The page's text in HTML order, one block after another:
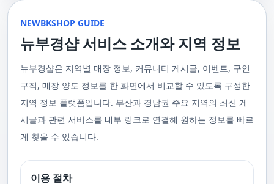
대한 많은 관심 덕분에, 부경샵은 필요한 요구 사항들을 간단하게 필수적인
것들로 정리했어요. 이 가이드라인을 따라주시면, 서비스 이용 중에 문제가
생기지 않을 거예요. 첫째로, 너무 많은 알코올을 섭취해 만취 상태일 경우에
게 좋아요.서비스 당일에는 부경샵과의 원활한 의사소통이 중요해요, 그래
서 공중전화나 발신 제한으로는 연락이 어려워요. 또한, 자주 예약을 취소하
거나 예약 없이 나타나지 않는 경우, 앞으로 예약하기가 어려워질 수 있으니
가격으로 경험해 보세요.터치 -> 부경샵 홈페이지 터치 -> 더욱 새로워진 뉴
부경샵 홈페이지 터치 -> 부경샵앱 다운로드 - Google Play
시면, 부경샵은 그에 최적화된 서비스를 제공하기 위해 최선을 다할 것입니
다. 언제든지 필요하실 때, 편리한 상담과 지원이 준비되어 있으니 주저하지
마시고 연락 주세요. 부산 일본인 홈케어 이용 방법에 대해서는, 서비스의
핵심은 바로 고객님의 현재 위치에서 직접 찾아가는 것입니다. 이 방식을 통
등, 자신만의 공간에서 편안한 맞춤형 마사지를 받으실 수 있습니다. 최근
한 마사지 서비스를 제공하기 위해 노력하고 있습니다. 부경샵의 주된 목적
은 고객님들이 긴장을 해소하고 새로운 활력을 얻을 수 있는 피난처를 마련
하는 것입니다. 또한, 부경샵 한국과 태국, 일본에서 온 관리사 중 선택이 가
능하며, 다른 곳에서 찾아볼 수 없는 독특한 기술과 마음가짐을 가진 관리사
를 자랑합니다. 이러한 품질은 비교할 수 없는 수준입니다. 서비스의 질을
더욱 높이기 위해, 부경샵은 지속적으로 우수한 일본인 관리사를 모집 중입
서비스를 경험하실 수 있습니다. 마지막으로 부산 일본인 홈케어 서비스를
이용하시기 전에, 아래 주의사항을 상세히 확인하시고 예약을 진행해 주시
균형을 맞추는 데 중점을 둡니다. 이 마사지는 유연성을 증진시키고 근육의
사지는 신체의 긴장을 풀어주고, 스트레스를 감소시키며, 전반적인 신체 기
서 유래한 마사지 방법으로, 의자에 앉은 상태에서 받을 수 있어 사무실이나
집에서도 쉽게 즐길 수 있습니다. 이 마사지는 특히 허리와 어깨의 피로를 해
소하는 데 효과적이며, 신체의 전반적인 이완을 도와 스트레스 감소에 도움
을 줍니다. 샤이츠 마사지는 짧은 시간에 효과적인 이완을 제공하여, 바쁜 일
상 속에서 짧은 휴식을 필요로 하는 현대인에게 적합합니다.4. 발 마사지 발
마사지는 발과 발목을 중심으로 이루어지는 마사지로, 신체의 균형을 유지
하고 전반적인 피로를 풀어주는 데 중점을 둡니다. 이 마사지는 발의 압력점
을 개선합니다. 발 마사지는 특히 장시간 서 있거나 걷는 일이 많은 사람들에
게 추천되며, 발의 피로 뿐만 아니라 전체적인 신체의 건강과 웰빙에도 긍정
적인 영향을 줍니다.부경샵 앱을 통해 부산 남포동 지역의 고객들은 이러한
춤형 서비스를 즐길 수 있습니다.출장마사지는 부경샵 ↓↓↓ 클릭
https://bkshop.kr/더욱 새로워진 출장마사지 뉴부경샵↓↓↓ 클릭
https://newbkshop.com/출장마사지 부경샵앱 다운로드↓↓↓ 클릭
부산꿀통 디시에서 제공하는 서비스는 여러분에게 새로운 힐링의 기회를 제
사지는 여러분의 체질 개선, 스트레스 해소, 마음의 안정 등 다양한 효능을
가져다줍니다. 이와 같이 부산꿀통 디시의 마사지는 여러분의 건강을 지키
간을 가질 수 있게 해줍니다. 그리고 이런 부산꿀통 디시의 서비스를 편리하
게 예약하고 이용할 수 있게 도와주는 '부경샵' 어플은 부산과 경남 지역에서
최고의 마사지 어플로 추천받고 있습니다. 복잡한 예약 과정 없이, 부담 없이
부산꿀통 디시의 서비스를 이용하려는 분들께 부경샵 어플을 강력히 추천드
립니다.여러분의 건강과 힐링을 위해, 부산꿀통 디시와 부경샵이 함께하며,
모든 고민과 걱정 속에서 여러분을 위로하고 도와드리겠습니다. 부산꿀통
부산꿀통 디시의 건강한 마사지와 쾌적한 분위기 속에서 행복과 건강을 찾
NEWBKSHOP GUIDE
뉴부경샵 서비스 소개와 지역 정보
뉴부경샵은 지역별 매장 정보, 커뮤니티 게시글, 이벤트, 구인
구직, 매장 양도 정보를 한 화면에서 비교할 수 있도록 구성한
지역 정보 플랫폼입니다. 부산과 경남권 주요 지역의 최신 게
시글과 관련 서비스를 내부 링크로 연결해 원하는 정보를 빠르
게 찾을 수 있습니다.
이용 절차